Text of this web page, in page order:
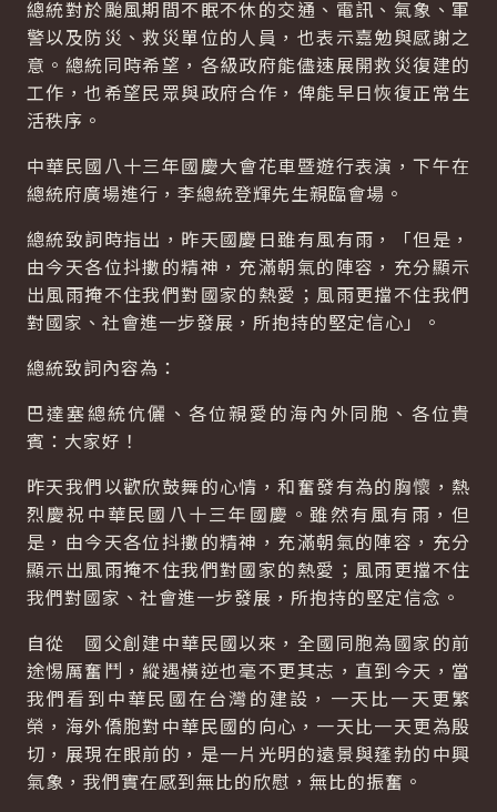
總統對於颱風期間不眠不休的交通、電訊、氣象、軍
警以及防災、救災單位的人員，也表示嘉勉與感謝之
意。總統同時希望，各級政府能儘速展開救災復建的
工作，也希望民眾與政府合作，俾能早日恢復正常生
活秩序。
中華民國八十三年國慶大會花車暨遊行表演，下午在
總統府廣場進行，李總統登輝先生親臨會場。
總統致詞時指出，昨天國慶日雖有風有雨，「但是，
由今天各位抖擻的精神，充滿朝氣的陣容，充分顯示
出風雨掩不住我們對國家的熱愛；風雨更擋不住我們
對國家、社會進一步發展，所抱持的堅定信心」。
總統致詞內容為：
巴達塞總統伉儷、各位親愛的海內外同胞、各位貴
賓：大家好！
昨天我們以歡欣鼓舞的心情，和奮發有為的胸懷，熱
烈慶祝中華民國八十三年國慶。雖然有風有雨，但
是，由今天各位抖擻的精神，充滿朝氣的陣容，充分
顯示出風雨掩不住我們對國家的熱愛；風雨更擋不住
我們對國家、社會進一步發展，所抱持的堅定信念。
自從 國父創建中華民國以來，全國同胞為國家的前
途惕厲奮鬥，縱遇橫逆也毫不更其志，直到今天，當
我們看到中華民國在台灣的建設，一天比一天更繁
榮，海外僑胞對中華民國的向心，一天比一天更為殷
切，展現在眼前的，是一片光明的遠景與蓬勃的中興
氣象，我們實在感到無比的欣慰，無比的振奮。